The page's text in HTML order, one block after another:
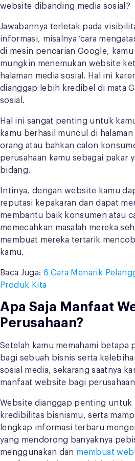
website dibanding media sosial?
Jawabannya terletak pada
informasi, misalnya ‘cara
di mesin pencarian Google,
mungkin menemukan website
halaman media sosial. Hal ini
dianggap lebih kredibel di mata
sosial.
Hal ini sangat penting untuk
kamu berhasil muncul di
orang atau bahkan calon
perusahaan kamu sebagai pakar
bidang.
Intinya, dengan website kamu
reputasi kepakaran dan dapat
membantu baik konsumen atau
memecahkan masalah mereka
membuat mereka tertarik
kamu.
Baca Juga: 6 Cara Menarik
Produk Kita
Apa Saja Manfaat
Perusahaan?
Setelah kamu memahami betapa
bagi sebuah bisnis serta
sosial media, sekarang saatnya
manfaat website bagi
Website dianggap penting untuk
kredibilitas bisnismu, serta
lengkap informasi terbaru
yang mendorong banyaknya
menggunakan dan membuat